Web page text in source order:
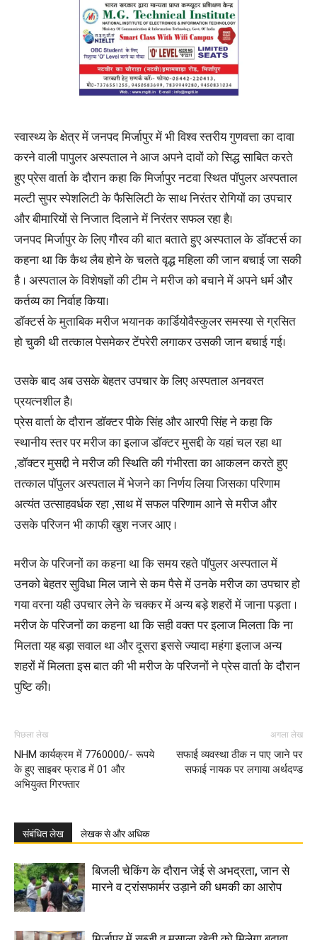
स्वास्थ्य के क्षेत्र में जनपद मिर्जापुर में भी विश्व स्तरीय गुणवत्ता का दावा
करने वाली पापुलर अस्पताल ने आज अपने दावों को सिद्ध साबित करते
हुए प्रेस वार्ता के दौरान कहा कि मिर्जापुर नटवा स्थित पॉपुलर अस्पताल
मल्टी सुपर स्पेशलिटी के फैसिलिटी के साथ निरंतर रोगियों का उपचार
और बीमारियों से निजात दिलाने में निरंतर सफल रहा है।
जनपद मिर्जापुर के लिए गौरव की बात बताते हुए अस्पताल के डॉक्टर्स का
कहना था कि कैथ लैब होने के चलते वृद्ध महिला की जान बचाई जा सकी
है । अस्पताल के विशेषज्ञों की टीम ने मरीज को बचाने में अपने धर्म और
कर्तव्य का निर्वाह किया।
डॉक्टर्स के मुताबिक मरीज भयानक कार्डियोवैस्कुलर समस्या से ग्रसित
हो चुकी थी तत्काल पेसमेकर टेंपरेरी लगाकर उसकी जान बचाई गई।
उसके बाद अब उसके बेहतर उपचार के लिए अस्पताल अनवरत
प्रयत्नशील है।
प्रेस वार्ता के दौरान डॉक्टर पीके सिंह और आरपी सिंह ने कहा कि
स्थानीय स्तर पर मरीज का इलाज डॉक्टर मुसद्दी के यहां चल रहा था
,डॉक्टर मुसद्दी ने मरीज की स्थिति की गंभीरता का आकलन करते हुए
तत्काल पॉपुलर अस्पताल में भेजने का निर्णय लिया जिसका परिणाम
अत्यंत उत्साहवर्धक रहा ,साथ में सफल परिणाम आने से मरीज और
उसके परिजन भी काफी खुश नजर आए ।
मरीज के परिजनों का कहना था कि समय रहते पॉपुलर अस्पताल में
उनको बेहतर सुविधा मिल जाने से कम पैसे में उनके मरीज का उपचार हो
गया वरना यही उपचार लेने के चक्कर में अन्य बड़े शहरों में जाना पड़ता ।
मरीज के परिजनों का कहना था कि सही वक्त पर इलाज मिलता कि ना
मिलता यह बड़ा सवाल था और दूसरा इससे ज्यादा महंगा इलाज अन्य
शहरों में मिलता इस बात की भी मरीज के परिजनों ने प्रेस वार्ता के दौरान
पुष्टि की।
पिछला लेख
NHM कार्यक्रम में 7760000/- रूपये
के हुए साइबर फ्राड में 01 और
अभियुक्त गिरफ्तार
अगला लेख
सफाई व्यवस्था ठीक न पाए जाने पर
सफाई नायक पर लगाया अर्थदण्ड
संबंधित लेख लेखक से और अधिक
बिजली चेकिंग के दौरान जेई से अभद्रता, जान से
मारने व ट्रांसफार्मर उड़ाने की धमकी का आरोप